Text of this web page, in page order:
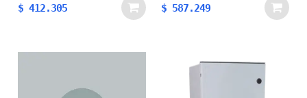
excesivo. Características
$ 412.305
excesivo. Características
proteción: IP65.Material
de placa interna:
$ 587.249